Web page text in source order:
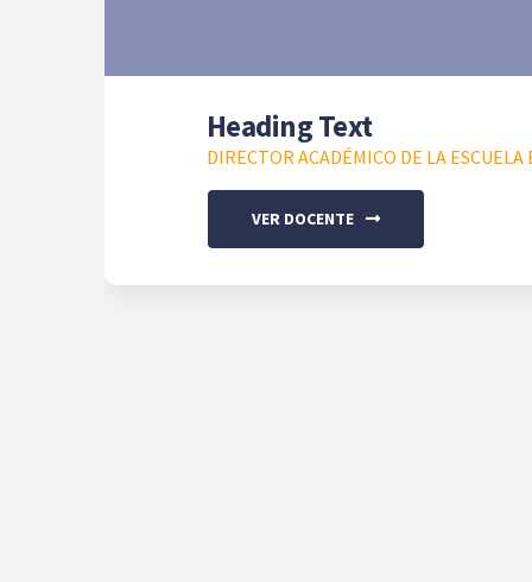
Heading Text
DIRECTOR ACADÉMICO DE LA
VER DOCENTE